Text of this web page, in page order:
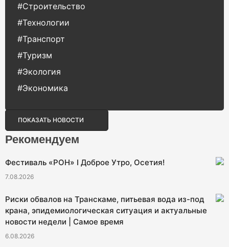
#Строительство
#Технологии
#Транспорт
#Туризм
#Экология
#Экономика
ПОКАЗАТЬ НОВОСТИ
Рекомендуем
Фестиваль «РОН» I Доброе Утро, Осетия!
7.08.2026
Риски обвалов на Транскаме, питьевая вода из-под
крана, эпидемиологическая ситуация и актуальные
новости недели | Самое время
6.08.2026